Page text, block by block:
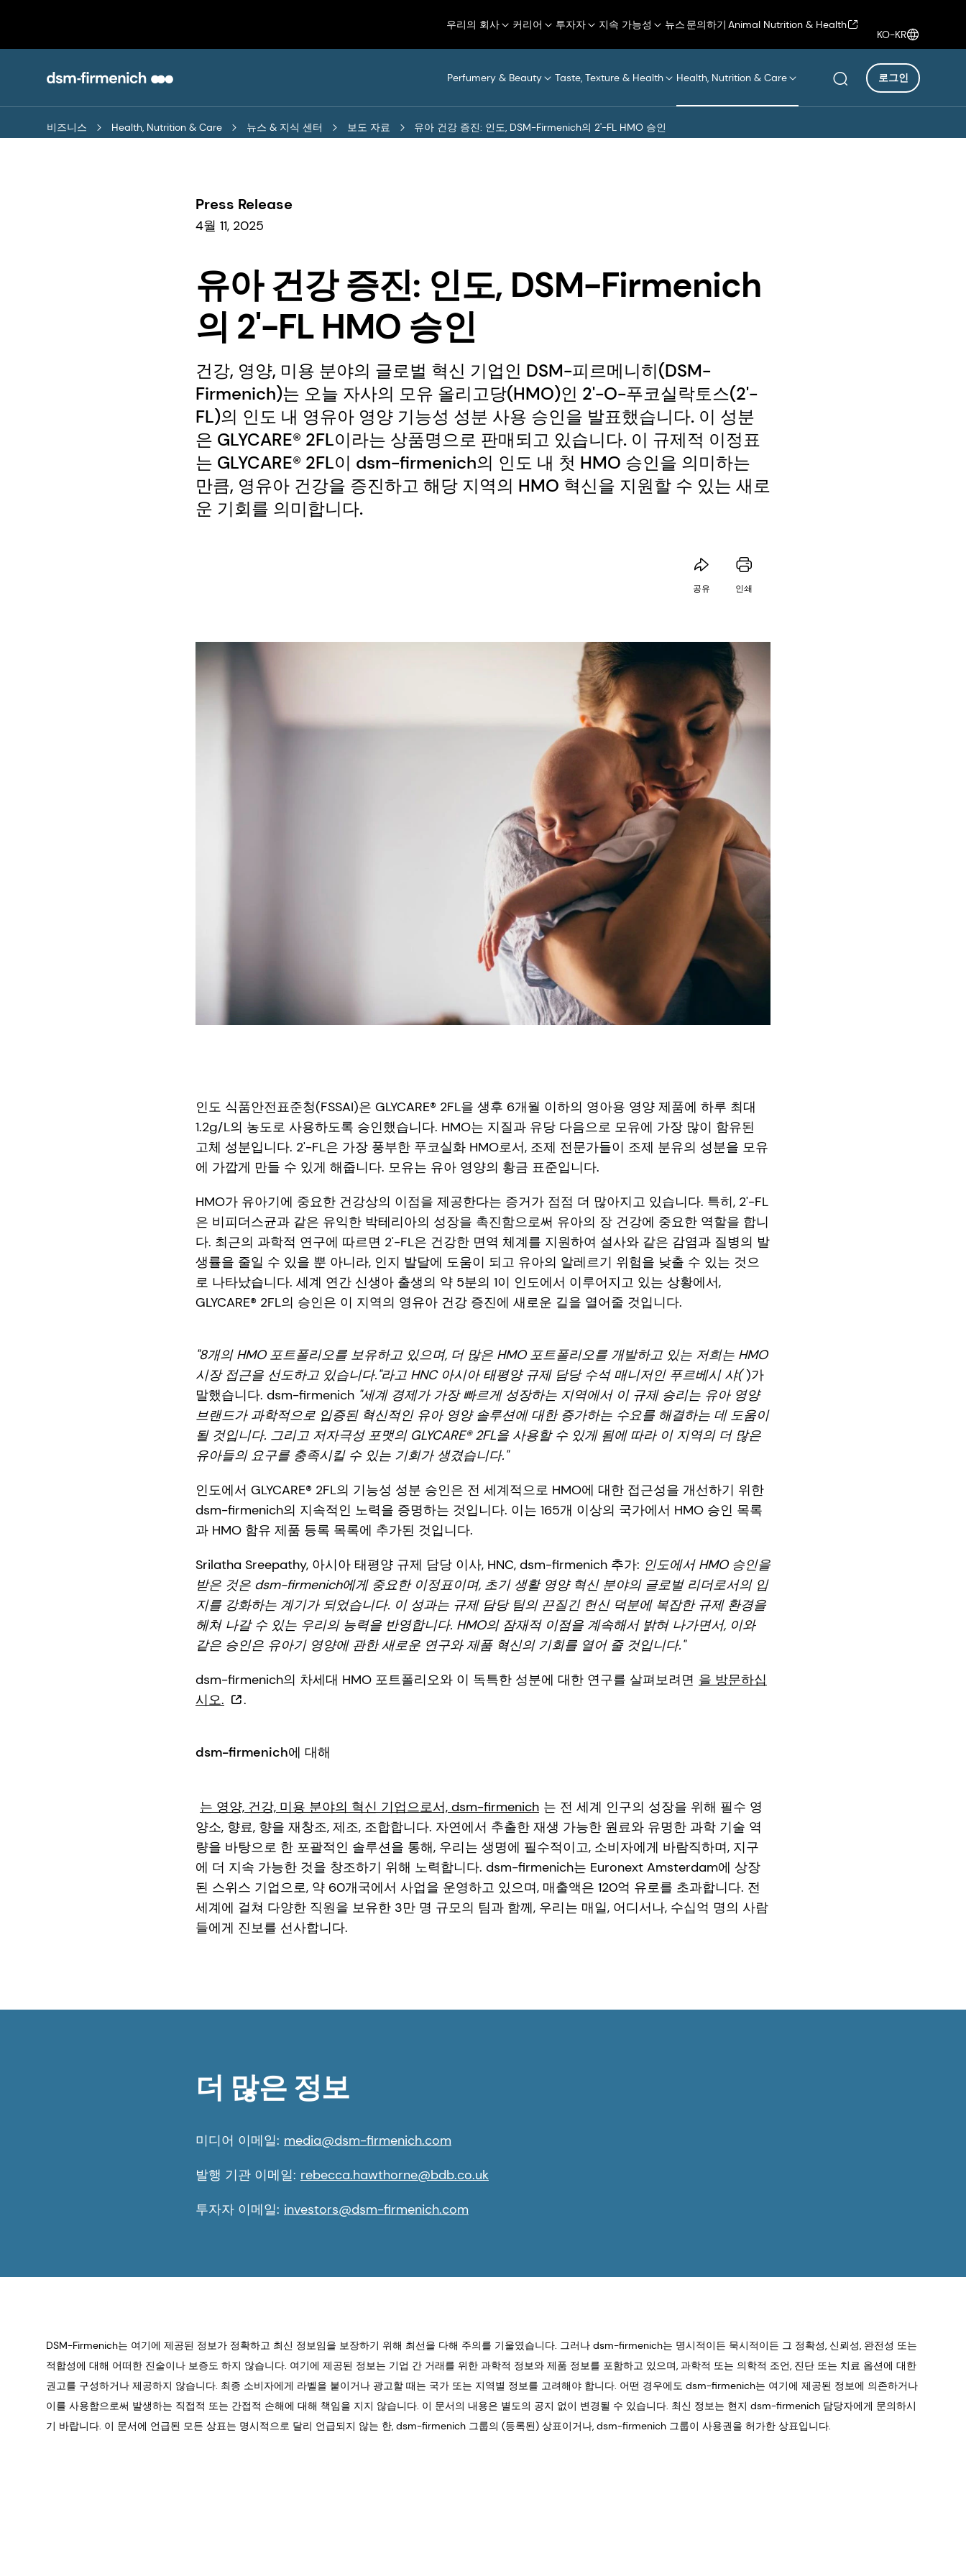
우리의 회사 커리어 투자자 지속 가능성 뉴스 문의하기 Animal Nutrition & Health
KO-KR
Perfumery & Beauty Taste, Texture & Health Health, Nutrition & Care 로그인
비즈니스 Health, Nutrition & Care 뉴스 & 지식 센터 보도 자료 유아 건강 증진: 인도, DSM-Firmenich의 2'-FL HMO 승인
Press Release
4월 11, 2025
유아 건강 증진: 인도, DSM-Firmenich
의 2'-FL HMO 승인
건강, 영양, 미용 분야의 글로벌 혁신 기업인 DSM-피르메니히(DSM-
Firmenich)는 오늘 자사의 모유 올리고당(HMO)인 2'-O-푸코실락토스(2'-
FL)의 인도 내 영유아 영양 기능성 성분 사용 승인을 발표했습니다. 이 성분
은 GLYCARE® 2FL이라는 상품명으로 판매되고 있습니다. 이 규제적 이정표
는 GLYCARE® 2FL이 dsm-firmenich의 인도 내 첫 HMO 승인을 의미하는
만큼, 영유아 건강을 증진하고 해당 지역의 HMO 혁신을 지원할 수 있는 새로
운 기회를 의미합니다.
공유 인쇄
인도 식품안전표준청(FSSAI)은 GLYCARE® 2FL을 생후 6개월 이하의 영아용 영양 제품에 하루 최대
1.2g/L의 농도로 사용하도록 승인했습니다. HMO는 지질과 유당 다음으로 모유에 가장 많이 함유된
고체 성분입니다. 2'-FL은 가장 풍부한 푸코실화 HMO로서, 조제 전문가들이 조제 분유의 성분을 모유
에 가깝게 만들 수 있게 해줍니다. 모유는 유아 영양의 황금 표준입니다.
HMO가 유아기에 중요한 건강상의 이점을 제공한다는 증거가 점점 더 많아지고 있습니다. 특히, 2'-FL
은 비피더스균과 같은 유익한 박테리아의 성장을 촉진함으로써 유아의 장 건강에 중요한 역할을 합니
다. 최근의 과학적 연구에 따르면 2'-FL은 건강한 면역 체계를 지원하여 설사와 같은 감염과 질병의 발
생률을 줄일 수 있을 뿐 아니라, 인지 발달에 도움이 되고 유아의 알레르기 위험을 낮출 수 있는 것으
로 나타났습니다. 세계 연간 신생아 출생의 약 5분의 1이 인도에서 이루어지고 있는 상황에서,
GLYCARE® 2FL의 승인은 이 지역의 영유아 건강 증진에 새로운 길을 열어줄 것입니다.
"8개의 HMO 포트폴리오를 보유하고 있으며, 더 많은 HMO 포트폴리오를 개발하고 있는 저희는 HMO
시장 접근을 선도하고 있습니다."라고 HNC 아시아 태평양 규제 담당 수석 매니저인 푸르베시 샤()가
말했습니다. dsm-firmenich "세계 경제가 가장 빠르게 성장하는 지역에서 이 규제 승리는 유아 영양
브랜드가 과학적으로 입증된 혁신적인 유아 영양 솔루션에 대한 증가하는 수요를 해결하는 데 도움이
될 것입니다. 그리고 저자극성 포맷의 GLYCARE® 2FL을 사용할 수 있게 됨에 따라 이 지역의 더 많은
유아들의 요구를 충족시킬 수 있는 기회가 생겼습니다."
인도에서 GLYCARE® 2FL의 기능성 성분 승인은 전 세계적으로 HMO에 대한 접근성을 개선하기 위한
dsm-firmenich의 지속적인 노력을 증명하는 것입니다. 이는 165개 이상의 국가에서 HMO 승인 목록
과 HMO 함유 제품 등록 목록에 추가된 것입니다.
Srilatha Sreepathy, 아시아 태평양 규제 담당 이사, HNC, dsm-firmenich 추가: 인도에서 HMO 승인을
받은 것은 dsm-firmenich에게 중요한 이정표이며, 초기 생활 영양 혁신 분야의 글로벌 리더로서의 입
지를 강화하는 계기가 되었습니다. 이 성과는 규제 담당 팀의 끈질긴 헌신 덕분에 복잡한 규제 환경을
헤쳐 나갈 수 있는 우리의 능력을 반영합니다. HMO의 잠재적 이점을 계속해서 밝혀 나가면서, 이와
같은 승인은 유아기 영양에 관한 새로운 연구와 제품 혁신의 기회를 열어 줄 것입니다."
dsm-firmenich의 차세대 HMO 포트폴리오와 이 독특한 성분에 대한 연구를 살펴보려면 을 방문하십
시오.
.
dsm-firmenich에 대해
는 영양, 건강, 미용 분야의 혁신 기업으로서, dsm-firmenich 는 전 세계 인구의 성장을 위해 필수 영
양소, 향료, 향을 재창조, 제조, 조합합니다. 자연에서 추출한 재생 가능한 원료와 유명한 과학 기술 역
량을 바탕으로 한 포괄적인 솔루션을 통해, 우리는 생명에 필수적이고, 소비자에게 바람직하며, 지구
에 더 지속 가능한 것을 창조하기 위해 노력합니다. dsm-firmenich는 Euronext Amsterdam에 상장
된 스위스 기업으로, 약 60개국에서 사업을 운영하고 있으며, 매출액은 120억 유로를 초과합니다. 전
세계에 걸쳐 다양한 직원을 보유한 3만 명 규모의 팀과 함께, 우리는 매일, 어디서나, 수십억 명의 사람
들에게 진보를 선사합니다.
더 많은 정보
미디어 이메일: media@dsm-firmenich.com
발행 기관 이메일: rebecca.hawthorne@bdb.co.uk
투자자 이메일: investors@dsm-firmenich.com
DSM-Firmenich는 여기에 제공된 정보가 정확하고 최신 정보임을 보장하기 위해 최선을 다해 주의를 기울였습니다. 그러나 dsm-firmenich는 명시적이든 묵시적이든 그 정확성, 신뢰성, 완전성 또는
적합성에 대해 어떠한 진술이나 보증도 하지 않습니다. 여기에 제공된 정보는 기업 간 거래를 위한 과학적 정보와 제품 정보를 포함하고 있으며, 과학적 또는 의학적 조언, 진단 또는 치료 옵션에 대한
권고를 구성하거나 제공하지 않습니다. 최종 소비자에게 라벨을 붙이거나 광고할 때는 국가 또는 지역별 정보를 고려해야 합니다. 어떤 경우에도 dsm-firmenich는 여기에 제공된 정보에 의존하거나
이를 사용함으로써 발생하는 직접적 또는 간접적 손해에 대해 책임을 지지 않습니다. 이 문서의 내용은 별도의 공지 없이 변경될 수 있습니다. 최신 정보는 현지 dsm-firmenich 담당자에게 문의하시
기 바랍니다. 이 문서에 언급된 모든 상표는 명시적으로 달리 언급되지 않는 한, dsm-firmenich 그룹의 (등록된) 상표이거나, dsm-firmenich 그룹이 사용권을 허가한 상표입니다.